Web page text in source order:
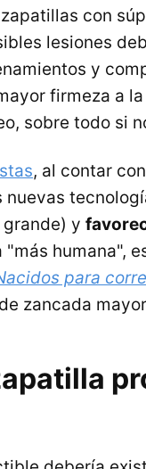
con
lesiones
y
firmeza a
sobre todo si
, al contar
nuevas
y
"más humana",
para
zancada